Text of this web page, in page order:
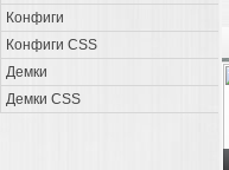
Конфиги
Конфиги CSS
Демки
Демки CSS